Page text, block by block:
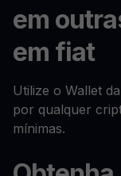
em
em fiat
Utilize o Wallet
por qualquer
mínimas.